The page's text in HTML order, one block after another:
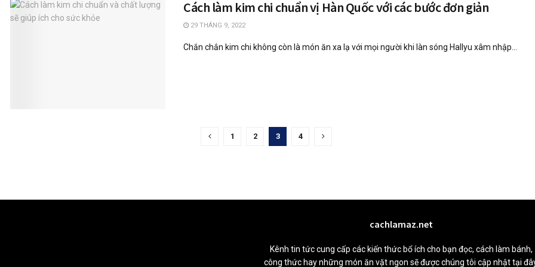
Cách làm kim chi chuẩn vị Hàn Quốc với các bước đơn giản
29 THÁNG 9, 2022
Chắn chắn kim chi không còn là món ăn xa lạ với mọi người khi làn sóng Hallyu xâm nhập...
1 2 3 4
cachlamaz.net
Kênh tin tức cung cấp các kiến thức bổ ích cho bạn đọc, cách làm bánh,
công thức hay những món ăn vặt ngon sẽ được chúng tôi cập nhật tại